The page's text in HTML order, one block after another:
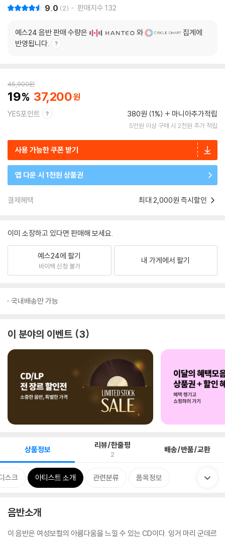
9.0 2 판매지수 132
예스24 음반 판매 수량은 와
집계에
반영됩니다.
45,900원
19 37,200
YES포인트 380원 (1%) 마니아추가적립
5만원 이상 구매 시 2천원 추가 적립
사용 가능한 쿠폰 받기
앱 다운 시 1천원 상품권
결제혜택 최대 2,000원 즉시할인
이미 소장하고 있다면 판매해 보세요.
예스24에 팔기
바이백 신청 불가
내 가게에서 팔기
국내배송만 가능
이 분야의 이벤트 3
상품정보 리뷰/한줄평
2 배송/반품/교환
스크 아티스트 소개 관련분류 품목정보
음반소개
이 음반은 여성보컬의 아름다움을 느낄 수 있는 CD이다. 잉거 마리 군데르